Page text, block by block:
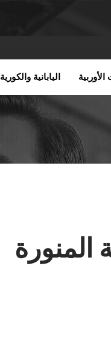
الأوربية اليابانية والكورية
المنورة